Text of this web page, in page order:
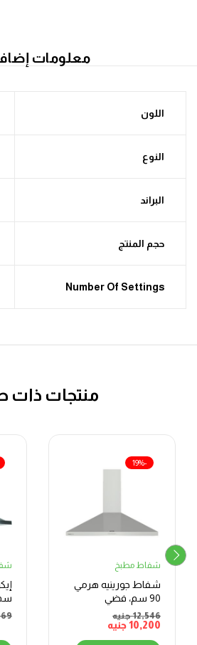
معلومات
اللون
النوع
البراند
حجم المنتج
Number Of Settings
منتجات ذات
-19%
شفاط مطبخ
شفاط جورينيه هرمي
90 سم، فضي
12,546جنيه
10,200جنيه